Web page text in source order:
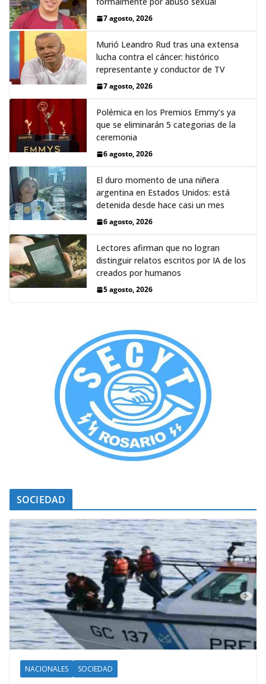
7 agosto, 2026
Murió Leandro Rud tras una extensa
lucha contra el cáncer: histórico
representante y conductor de TV
7 agosto, 2026
Polémica en los Premios Emmy‘s ya
que se eliminarán 5 categorias de la
ceremonia
6 agosto, 2026
El duro momento de una niñera
argentina en Estados Unidos: está
detenida desde hace casi un mes
6 agosto, 2026
Lectores afirman que no logran
distinguir relatos escritos por IA de los
creados por humanos
5 agosto, 2026
SOCIEDAD
NACIONALES SOCIEDAD